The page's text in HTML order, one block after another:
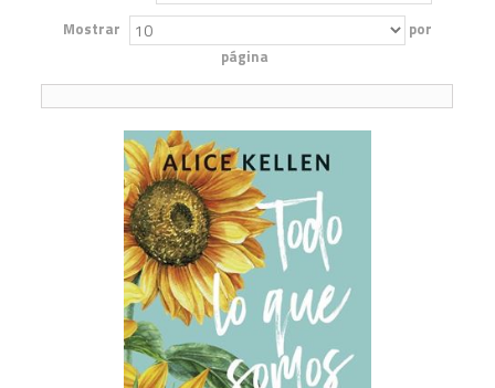
Mostrar
por
página